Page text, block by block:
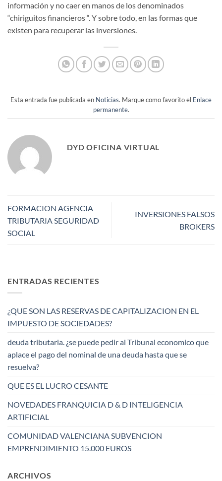
información y no caer en manos de los denominados
“chiriguitos financieros “. Y sobre todo, en las formas que
existen para recuperar las inversiones.
Esta entrada fue publicada en Noticias. Marque como favorito el Enlace
permanente.
DYD OFICINA VIRTUAL
FORMACION AGENCIA
TRIBUTARIA SEGURIDAD
SOCIAL
INVERSIONES FALSOS
BROKERS
ENTRADAS RECIENTES
¿QUE SON LAS RESERVAS DE CAPITALIZACION EN EL
IMPUESTO DE SOCIEDADES?
deuda tributaria. ¿se puede pedir al Tribunal economico que
aplace el pago del nominal de una deuda hasta que se
resuelva?
QUE ES EL LUCRO CESANTE
NOVEDADES FRANQUICIA D & D INTELIGENCIA
ARTIFICIAL
COMUNIDAD VALENCIANA SUBVENCION
EMPRENDIMIENTO 15.000 EUROS
ARCHIVOS